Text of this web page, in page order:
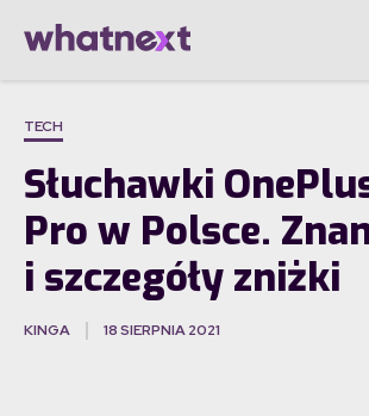
TECH
Słuchawki
Pro w Polsce.
i szczegóły zniżki
KINGA 18 SIERPNIA 2021